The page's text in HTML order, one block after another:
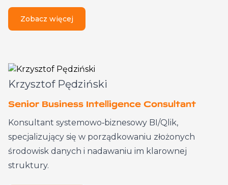
Zobacz więcej
Krzysztof Pędziński
Senior Business Intelligence Consultant
Konsultant systemowo‑biznesowy BI/Qlik,
specjalizujący się w porządkowaniu złożonych
środowisk danych i nadawaniu im klarownej
struktury.